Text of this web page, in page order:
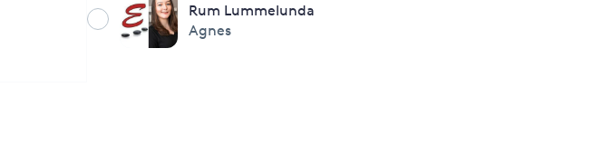
Rum Lummelunda
Agnes